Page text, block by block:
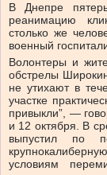
В Днепре
реанимацию
столько же
военный
Волонтеры и
обстрелы
не утихают в
участке
привыкли”, —
и 12 октября. В
выпустил по
условиям